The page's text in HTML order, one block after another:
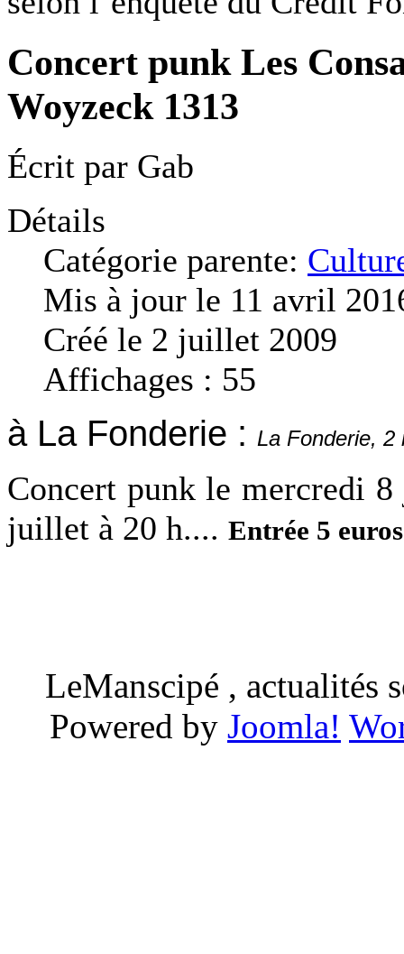
Concert punk Les
Woyzeck 1313
Écrit par Gab
Détails
Catégorie parente:
Mis à jour le 11 avril
Créé le 2 juillet 2009
Affichages : 55
à La Fonderie : La Fonderie, 2
Concert punk le mercredi
juillet à 20 h.... Entrée 5 euros
LeManscipé , actualités
Powered by Joomla!